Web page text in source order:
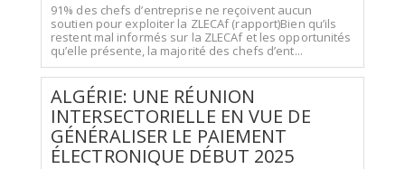
91% des chefs d’entreprise ne reçoivent aucun
soutien pour exploiter la ZLECAf (rapport)Bien qu’ils
restent mal informés sur la ZLECAf et les opportunités
qu’elle présente, la majorité des chefs d’ent...
ALGÉRIE: UNE RÉUNION
INTERSECTORIELLE EN VUE DE
GÉNÉRALISER LE PAIEMENT
ÉLECTRONIQUE DÉBUT 2025